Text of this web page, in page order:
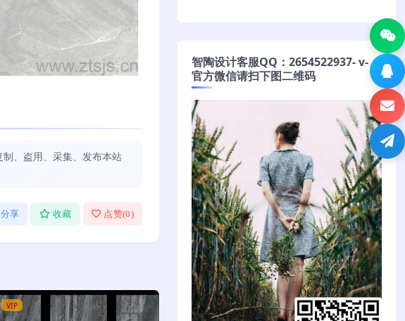
、盗用、采集、发布本站
分享 收藏 点赞(0)
VIP
智陶设计客服QQ：2654522937- v-
官方微信请扫下图二维码